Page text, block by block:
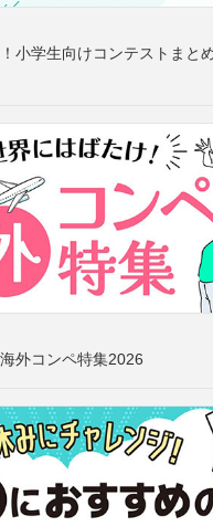
小学生向けコンテストまと
外コンペ特集2026